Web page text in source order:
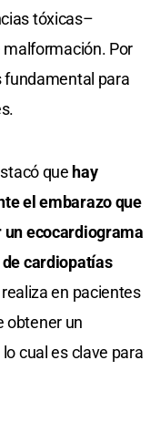
tóxicas–
malformación. Por
fundamental para
que hay
el embarazo que
ecocardiograma
cardiopatías
en pacientes
obtener un
cual es clave para